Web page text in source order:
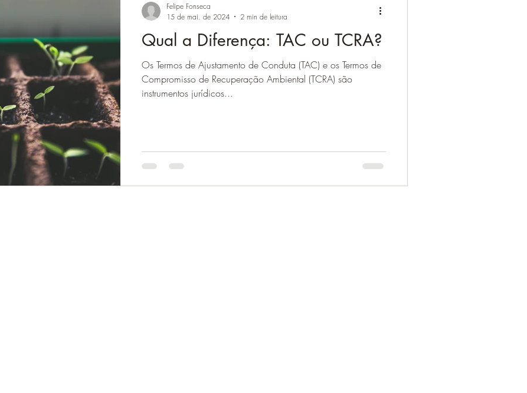
Qual a Diferença: TAC ou TCRA?
Os Termos de Ajustamento de Conduta (TAC) e os Termos de
Compromisso de Recuperação Ambiental (TCRA) são
instrumentos jurídicos...
Felipe Fonseca
15 de mai. de 2024
2 min de leitura